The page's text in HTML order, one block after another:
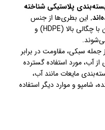
پلاستیکی شناخته
این بطری‌ها از جنس
پلی‌اتیلن با دو نوع متفاوت، یعنی پلی‌اتیلن با چگالی بالا (HDPE) و
سبکی، مقاومت در برابر
آب، مورد استفاده گسترده
مایعات مانند آب،
شامپو و موارد دیگر استفاده